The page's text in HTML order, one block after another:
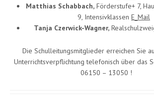
Matthias Schabbach, Förderstufe+ 7,
9, Intensivklassen E_Mail
Tanja Czerwick-Wagner,
Die Schulleitungsmitglieder erreichen Sie
Unterrichtsverpflichtung telefonisch über das
06150 – 13050 !